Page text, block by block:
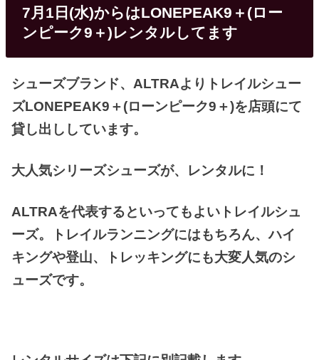
7月1日(水)からはLONEPEAK9＋(ロー
ンピーク9＋)レンタルしてます
シューズブランド、ALTRAよりトレイルシュー
ズLONEPEAK9＋(ローンピーク9＋)を店頭にて
貸し出ししています。
大人気シリーズシューズが、レンタルに！
ALTRAを代表するといってもよいトレイルシュ
ーズ。トレイルランニングにはもちろん、ハイ
キングや登山、トレッキングにも大変人気のシ
ューズです。